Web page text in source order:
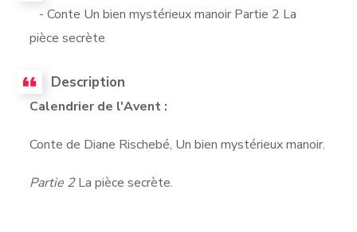
- Conte Un bien mystérieux manoir Partie 2 La
pièce secrète
Description
Calendrier de l'Avent :
Conte de Diane Rischebé, Un bien mystérieux manoir.
Partie 2La pièce secrète.